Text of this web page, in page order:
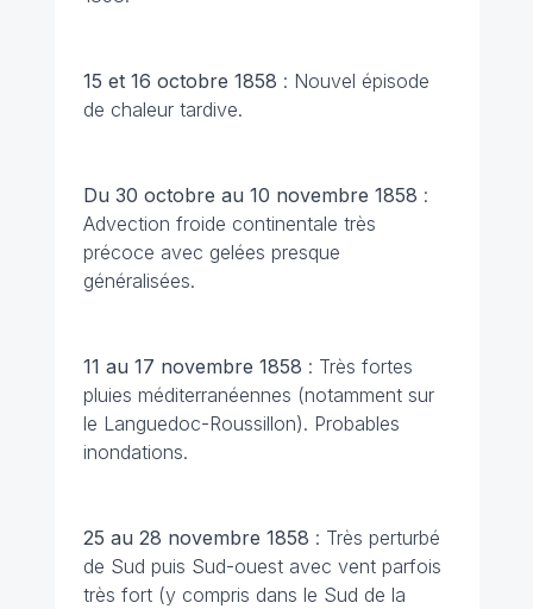
15 et 16 octobre 1858 : Nouvel épisode
de chaleur tardive.
Du 30 octobre au 10 novembre 1858 :
Advection froide continentale très
précoce avec gelées presque
généralisées.
11 au 17 novembre 1858 : Très fortes
pluies méditerranéennes (notamment sur
le Languedoc-Roussillon). Probables
inondations.
25 au 28 novembre 1858 : Très perturbé
de Sud puis Sud-ouest avec vent parfois
très fort (y compris dans le Sud de la